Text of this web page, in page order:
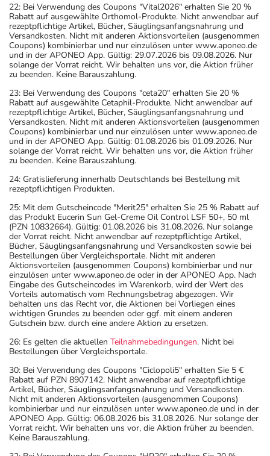
22: Bei Verwendung des Coupons "Vital2026" erhalten Sie 20 %
Rabatt auf ausgewählte Orthomol-Produkte. Nicht anwendbar auf
rezeptpflichtige Artikel, Bücher, Säuglingsanfangsnahrung und
Versandkosten. Nicht mit anderen Aktionsvorteilen (ausgenommen
Coupons) kombinierbar und nur einzulösen unter www.aponeo.de
und in der APONEO App. Gültig: 29.07.2026 bis 09.08.2026. Nur
solange der Vorrat reicht. Wir behalten uns vor, die Aktion früher
zu beenden. Keine Barauszahlung.
23: Bei Verwendung des Coupons "ceta20" erhalten Sie 20 %
Rabatt auf ausgewählte Cetaphil-Produkte. Nicht anwendbar auf
rezeptpflichtige Artikel, Bücher, Säuglingsanfangsnahrung und
Versandkosten. Nicht mit anderen Aktionsvorteilen (ausgenommen
Coupons) kombinierbar und nur einzulösen unter www.aponeo.de
und in der APONEO App. Gültig: 01.08.2026 bis 01.09.2026. Nur
solange der Vorrat reicht. Wir behalten uns vor, die Aktion früher
zu beenden. Keine Barauszahlung.
24: Gratislieferung innerhalb Deutschlands bei Bestellung mit
rezeptpflichtigen Produkten.
25: Mit dem Gutscheincode "Merit25" erhalten Sie 25 % Rabatt auf
das Produkt Eucerin Sun Gel-Creme Oil Control LSF 50+, 50 ml
(PZN 10832664). Gültig: 01.08.2026 bis 31.08.2026. Nur solange
der Vorrat reicht. Nicht anwendbar auf rezeptpflichtige Artikel,
Bücher, Säuglingsanfangsnahrung und Versandkosten sowie bei
Bestellungen über Vergleichsportale. Nicht mit anderen
Aktionsvorteilen (ausgenommen Coupons) kombinierbar und nur
einzulösen unter www.aponeo.de oder in der APONEO App. Nach
Eingabe des Gutscheincodes im Warenkorb, wird der Wert des
Vorteils automatisch vom Rechnungsbetrag abgezogen. Wir
behalten uns das Recht vor, die Aktionen bei Vorliegen eines
wichtigen Grundes zu beenden oder ggf. mit einem anderen
Gutschein bzw. durch eine andere Aktion zu ersetzen.
26: Es gelten die aktuellen Teilnahmebedingungen. Nicht bei
Bestellungen über Vergleichsportale.
30: Bei Verwendung des Coupons "Ciclopoli5" erhalten Sie 5 €
Rabatt auf PZN 8907142. Nicht anwendbar auf rezeptpflichtige
Artikel, Bücher, Säuglingsanfangsnahrung und Versandkosten.
Nicht mit anderen Aktionsvorteilen (ausgenommen Coupons)
kombinierbar und nur einzulösen unter www.aponeo.de und in der
APONEO App. Gültig: 06.08.2026 bis 31.08.2026. Nur solange der
Vorrat reicht. Wir behalten uns vor, die Aktion früher zu beenden.
Keine Barauszahlung.